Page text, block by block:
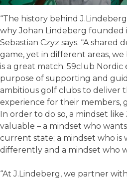
“The history behind
why Johan Lindeberg founded
Sebastian Czyz says. “A shared
game, yet in different areas,
is a great match. 59club Nordic
purpose of supporting and
ambitious golf clubs to deliver
experience for their members,
In order to do so, a mindset like
valuable – a mindset who
current state; a mindset who is
differently and a mindset who
“At J.Lindeberg, we partner